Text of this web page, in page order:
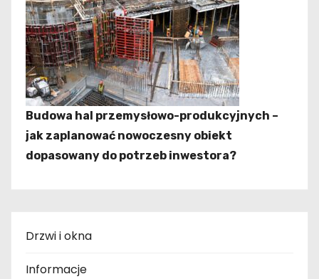
Budowa hal przemysłowo-produkcyjnych –
jak zaplanować nowoczesny obiekt
dopasowany do potrzeb inwestora?
Drzwi i okna
Informacje